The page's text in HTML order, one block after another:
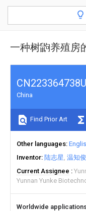
一种树鼩养殖房
CN223364738U
China
Find Prior Art
Other languages
Inventor 陆志星 温知俊
Current Assignee
Yunnan Yunke
Worldwide